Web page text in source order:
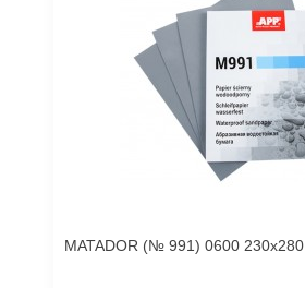
MATADOR (№ 991) 0600 230х280